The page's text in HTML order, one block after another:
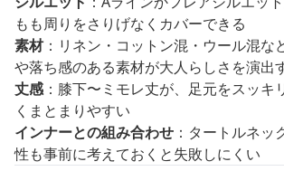
もも周りをさりげなくカバーできる
素材：リネン・コットン混・ウール混な
や落ち感のある素材が大人らしさを演出
丈感：膝下〜ミモレ丈が、足元をスッキ
くまとまりやすい
インナーとの組み合わせ ：タートルネッ
性も事前に考えておくと失敗しにくい